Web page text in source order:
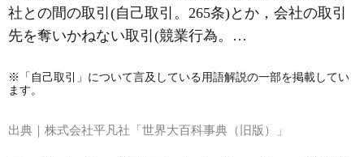
社との間の取引(自己取引。265条)とか，会社の取引
先を奪いかねない取引(競業行為。…
※「自己取引」について言及している用語解説の一部を掲載してい
ます。
出典｜ 株式会社平凡社「世界大百科事典（旧版）」